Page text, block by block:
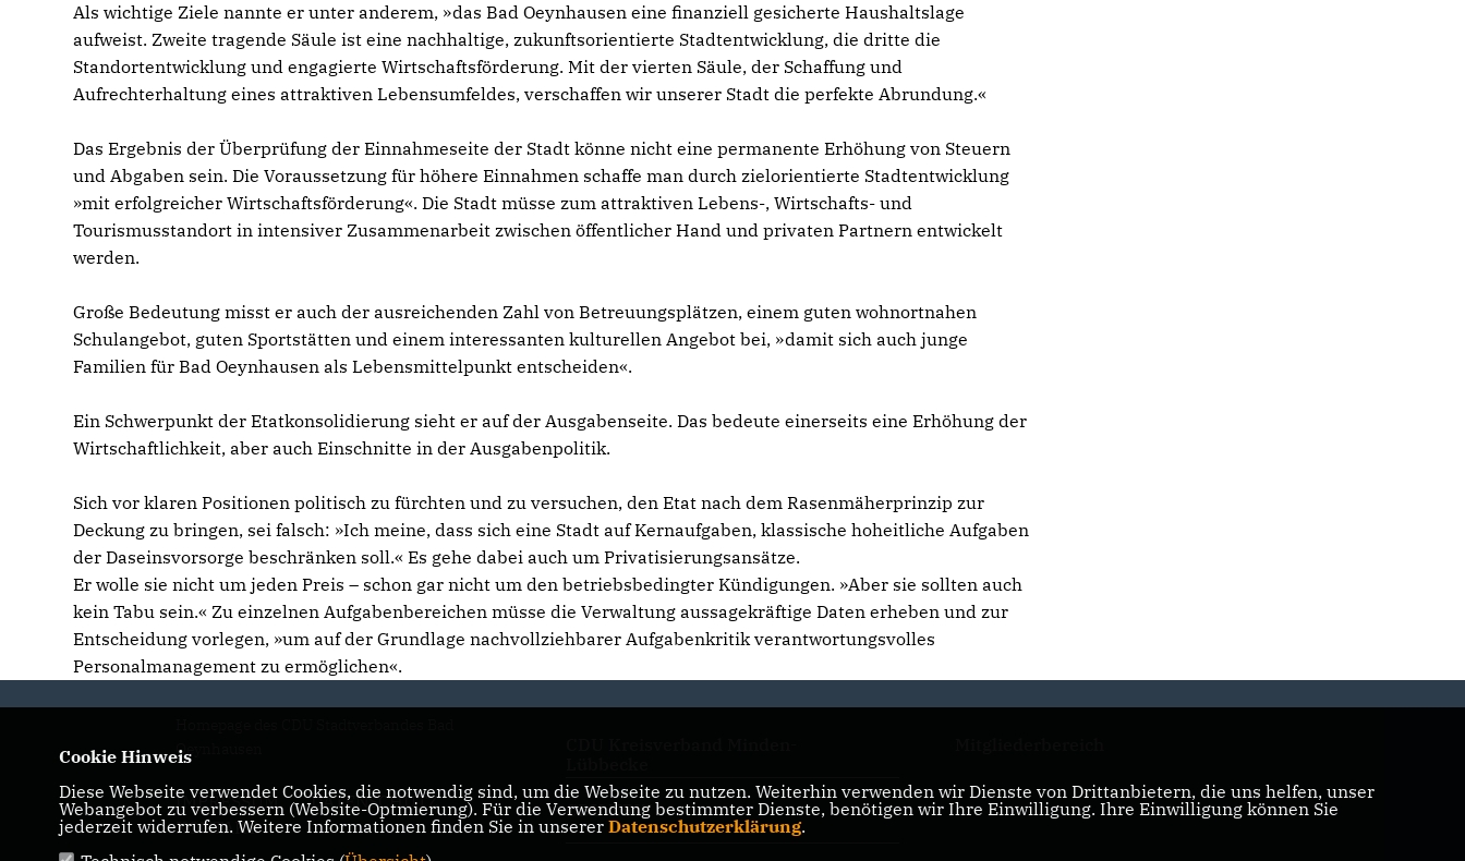
Als wichtige Ziele nannte er unter anderem, »das Bad Oeynhausen eine finanziell gesicherte Haushaltslage
aufweist. Zweite tragende Säule ist eine nachhaltige, zukunftsorientierte Stadtentwicklung, die dritte die
Standortentwicklung und engagierte Wirtschaftsförderung. Mit der vierten Säule, der Schaffung und
Aufrechterhaltung eines attraktiven Lebensumfeldes, verschaffen wir unserer Stadt die perfekte Abrundung.«
Das Ergebnis der Überprüfung der Einnahmeseite der Stadt könne nicht eine permanente Erhöhung von Steuern
und Abgaben sein. Die Voraussetzung für höhere Einnahmen schaffe man durch zielorientierte Stadtentwicklung
»mit erfolgreicher Wirtschaftsförderung«. Die Stadt müsse zum attraktiven Lebens-, Wirtschafts- und
Tourismusstandort in intensiver Zusammenarbeit zwischen öffentlicher Hand und privaten Partnern entwickelt
werden.
Große Bedeutung misst er auch der ausreichenden Zahl von Betreuungsplätzen, einem guten wohnortnahen
Schulangebot, guten Sportstätten und einem interessanten kulturellen Angebot bei, »damit sich auch junge
Familien für Bad Oeynhausen als Lebensmittelpunkt entscheiden«.
Ein Schwerpunkt der Etatkonsolidierung sieht er auf der Ausgabenseite. Das bedeute einerseits eine Erhöhung der
Wirtschaftlichkeit, aber auch Einschnitte in der Ausgabenpolitik.
Sich vor klaren Positionen politisch zu fürchten und zu versuchen, den Etat nach dem Rasenmäherprinzip zur
Deckung zu bringen, sei falsch: »Ich meine, dass sich eine Stadt auf Kernaufgaben, klassische hoheitliche Aufgaben
der Daseinsvorsorge beschränken soll.« Es gehe dabei auch um Privatisierungsansätze.
Er wolle sie nicht um jeden Preis – schon gar nicht um den betriebsbedingter Kündigungen. »Aber sie sollten auch
kein Tabu sein.« Zu einzelnen Aufgabenbereichen müsse die Verwaltung aussagekräftige Daten erheben und zur
Entscheidung vorlegen, »um auf der Grundlage nachvollziehbarer Aufgabenkritik verantwortungsvolles
Personalmanagement zu ermöglichen«.
Oeynhausen
IMPRESSUM
DATENSCHUTZ
KONTAKT
CDU NRW
Cookie Hinweis
Diese Webseite verwendet Cookies, die notwendig sind, um die Webseite zu nutzen. Weiterhin verwenden wir Dienste von Drittanbietern, die uns helfen, unser
Webangebot zu verbessern (Website-Optmierung). Für die Verwendung bestimmter Dienste, benötigen wir Ihre Einwilligung. Ihre Einwilligung können Sie
jederzeit widerrufen. Weitere Informationen finden Sie in unserer Datenschutzerklärung.